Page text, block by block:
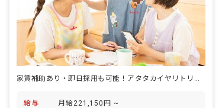
家賃補助あり・即日採用も可能！アタタカイヤリトリの中で心と体を育みます
給与 月給221,150円 ~